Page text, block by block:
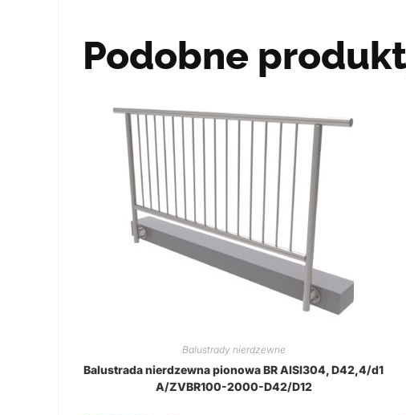
Podobne
Balustrady nierdzewne
Balustrada nierdzewna pionowa BR AISI304, D42,4/d1
A/ZVBR100-2000-D42/D12